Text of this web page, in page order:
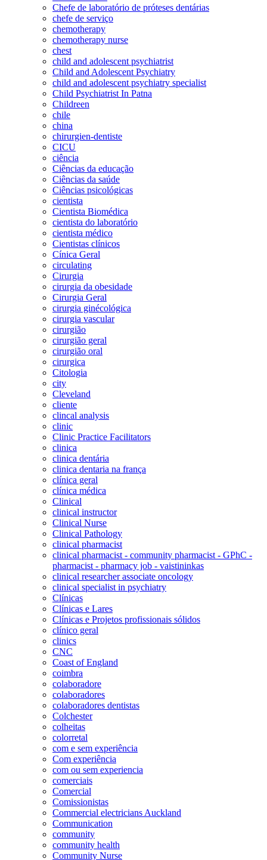
Chefe de laboratório de próteses dentárias
chefe de serviço
chemotherapy
chemotherapy nurse
chest
child and adolescent psychiatrist
Child and Adolescent Psychiatry
child and adolescent psychiatry specialist
Child Psychiatrist In Patna
Childreen
chile
china
chirurgien-dentiste
CICU
ciência
Ciências da educação
Ciências da saúde
Ciências psicológicas
cientista
Cientista Biomédica
cientista do laboratório
cientista médico
Cientistas clínicos
Cínica Geral
circulating
Cirurgia
cirurgia da obesidade
Cirurgia Geral
cirurgia ginécológica
cirurgia vascular
cirurgião
cirurgião geral
cirurgião oral
cirurgica
Citologia
city
Cleveland
cliente
clincal analysis
clinic
Clinic Practice Facilitators
clinica
clinica dentária
clinica dentaria na frança
clínica geral
clínica médica
Clinical
clinical instructor
Clinical Nurse
Clinical Pathology
clinical pharmacist
clinical pharmacist - community pharmacist - GPhC -
pharmacist - pharmacy job - vaistininkas
clinical researcher associate oncology
clinical specialist in psychiatry
Clínicas
Clínicas e Lares
Clínicas e Projetos profissionais sólidos
clínico geral
clinics
CNC
Coast of England
coimbra
colaboradore
colaboradores
colaboradores dentistas
Colchester
colheitas
colorretal
com e sem experiência
Com experiência
com ou sem experiencia
comerciais
Comercial
Comissionistas
Commercial electricians Auckland
Communication
community
community health
Community Nurse